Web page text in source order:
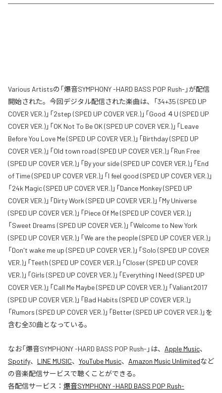
Various Artistsの「爆音SYMPHONY -HARD BASS POP Rush-」が配信
開始された。今回デジタル配信された楽曲は、「34+35 (SPED UP
COVER VER.)」「2step (SPED UP COVER VER.)」「Good ４U (SPED UP
COVER VER.)」「OK Not To Be OK (SPED UP COVER VER.)」「Leave
Before You Love Me (SPED UP COVER VER.)」「Birthday (SPED UP
COVER VER.)」「Old town road (SPED UP COVER VER.)」「Run Free
(SPED UP COVER VER.)」「By your side (SPED UP COVER VER.)」「End
of Time (SPED UP COVER VER.)」「I feel good (SPED UP COVER VER.)」
「24k Magic (SPED UP COVER VER.)」「Dance Monkey (SPED UP
COVER VER.)」「Dirty Work (SPED UP COVER VER.)」「My Universe
(SPED UP COVER VER.)」「Piece Of Me (SPED UP COVER VER.)」
「Sweet Dreams (SPED UP COVER VER.)」「Welcome to New York
(SPED UP COVER VER.)」「We are the people (SPED UP COVER VER.)」
「Don't wake me up (SPED UP COVER VER.)」「Solo (SPED UP COVER
VER.)」「Teeth (SPED UP COVER VER.)」「Closer (SPED UP COVER
VER.)」「Girls (SPED UP COVER VER.)」「Everything I Need (SPED UP
COVER VER.)」「Call Me Maybe (SPED UP COVER VER.)」「Valiant2017
(SPED UP COVER VER.)」「Bad Habits (SPED UP COVER VER.)」
「Rumors (SPED UP COVER VER.)」「Better (SPED UP COVER VER.)」を
含む全30曲となっている。
なお「爆音SYMPHONY -HARD BASS POP Rush- 」は、 Apple Music、
Spotify、 LINE MUSIC、 YouTube Music、 Amazon Music Unlimitedなど
の音楽配信サービスで聴くことができる。
各配信サービス： 爆音SYMPHONY -HARD BASS POP Rush-